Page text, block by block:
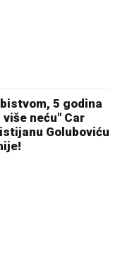
IZLASCI"
progovorila
Mirčeta
O RAZVODU,
SA
zajednička
šatora